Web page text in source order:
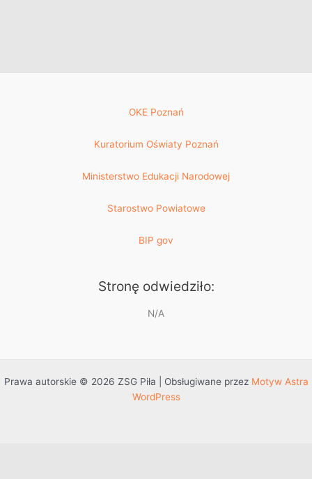
OKE Poznań
Kuratorium Oświaty Poznań
Ministerstwo Edukacji Narodowej
Starostwo Powiatowe
BIP gov
Stronę odwiedziło:
N/A
Prawa autorskie © 2026 ZSG Piła | Obsługiwane przez Motyw Astra
WordPress